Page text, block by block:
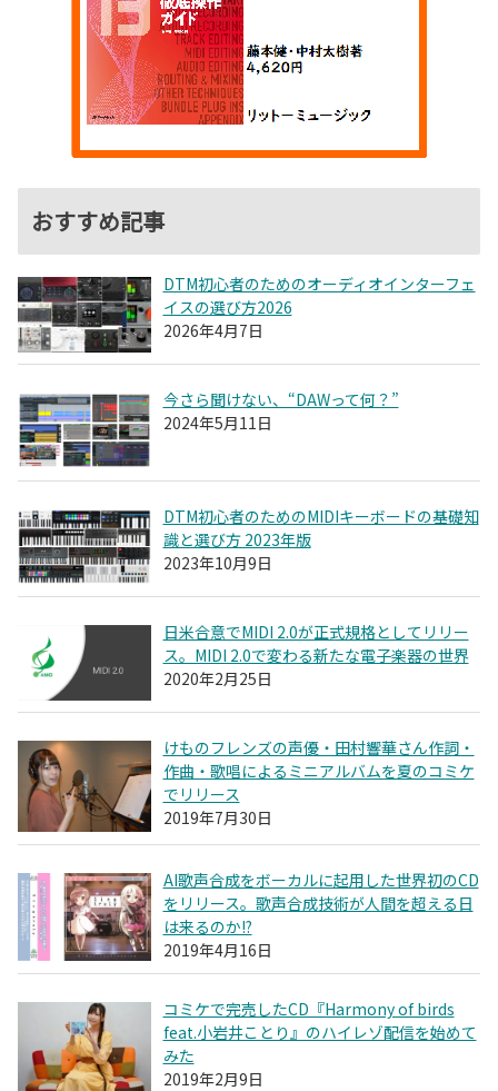
おすすめ記事
DTM初心者のためのオーディオインターフェ
イスの選び方2026
2026年4月7日
今さら聞けない、“DAWって何？”
2024年5月11日
DTM初心者のためのMIDIキーボードの基礎知
識と選び方 2023年版
2023年10月9日
日米合意でMIDI 2.0が正式規格としてリリー
ス。MIDI 2.0で変わる新たな電子楽器の世界
2020年2月25日
けものフレンズの声優・田村響華さん作詞・
作曲・歌唱によるミニアルバムを夏のコミケ
でリリース
2019年7月30日
AI歌声合成をボーカルに起用した世界初のCD
をリリース。歌声合成技術が人間を超える日
は来るのか!?
2019年4月16日
コミケで完売したCD『Harmony of birds
feat.小岩井ことり』のハイレゾ配信を始めて
みた
2019年2月9日